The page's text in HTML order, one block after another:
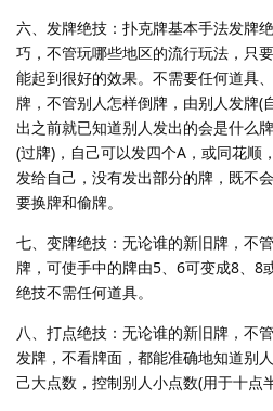
六、发牌绝技：扑克牌基本手法发牌
巧，不管玩哪些地区的流行玩法，只
能起到很好的效果。不需要任何道具
牌，不管别人怎样倒牌，由别人发牌(
出之前就已知道别人发出的会是什么
(过牌)，自己可以发四个A，或同花顺
发给自己，没有发出部分的牌，既不
要换牌和偷牌。
七、变牌绝技：无论谁的新旧牌，不
牌，可使手中的牌由5、6可变成8、8
绝技不需任何道具。
八、打点绝技：无论谁的新旧牌，不
发牌，不看牌面，都能准确地知道别
己大点数，控制别人小点数(用于十点